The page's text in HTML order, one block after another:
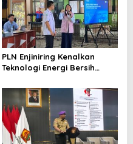
PLN Enjiniring Kenalkan
Teknologi Energi Bersih